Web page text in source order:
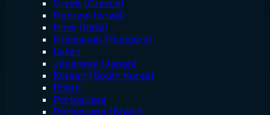
Greek (Greece)
Hebrew (Israel)
Hindi (India)
Hungarian (Hungary)
Italian
Japanese (Japan)
Korean (South Korea)
Polish
Portuguese
Portuguese (Brazil)